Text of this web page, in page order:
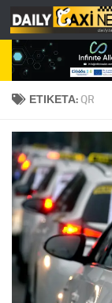
Skip to content
ΕΤΙΚΈΤΑ:QR